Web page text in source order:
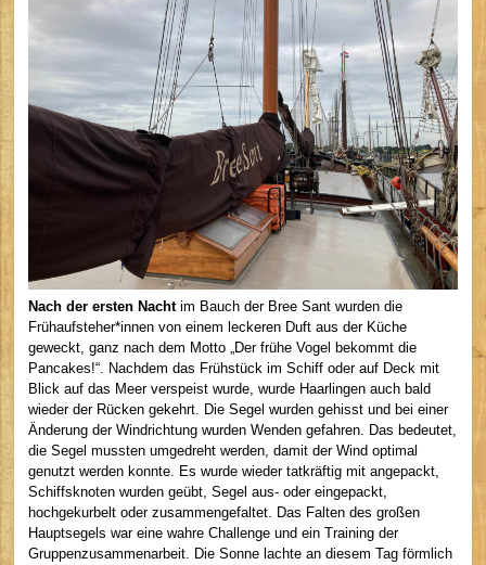
Nach der ersten Nachtim Bauch der Bree Sant wurden die
Frühaufsteher*innen von einem leckeren Duft aus der Küche
geweckt, ganz nach dem Motto „Der frühe Vogel bekommt die
Pancakes!“. Nachdem das Frühstück im Schiff oder auf Deck mit
Blick auf das Meer verspeist wurde, wurde Haarlingen auch bald
wieder der Rücken gekehrt. Die Segel wurden gehisst und bei einer
Änderung der Windrichtung wurden Wenden gefahren. Das bedeutet,
die Segel mussten umgedreht werden, damit der Wind optimal
genutzt werden konnte. Es wurde wieder tatkräftig mit angepackt,
Schiffsknoten wurden geübt, Segel aus- oder eingepackt,
hochgekurbelt oder zusammengefaltet. Das Falten des großen
Hauptsegels war eine wahre Challenge und ein Training der
Gruppenzusammenarbeit. Die Sonne lachte an diesem Tag förmlich